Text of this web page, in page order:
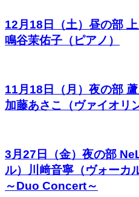
12月18日（土）昼の部
鳴谷茉佑子（ピアノ）
11月18日（月）夜の部
加藤あさこ（ヴァイオリ
3月27日（金）夜の部
ル）川﨑音寧（ヴォーカ
～Duo Concert～